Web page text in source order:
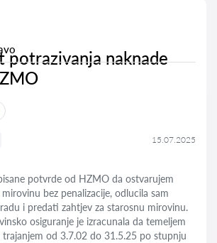
potrazivanja naknade
15.07.2025
potvrde od HZMO da ostvarujem
bez penalizacije, odlucila sam
i predati zahtjev za starosnu mirovinu.
osiguranje je izracunala da temeljem
trajanjem od 3.7.02 do 31.5.25 po stupnju